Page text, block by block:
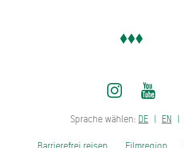
Sprache wählen: DE EN